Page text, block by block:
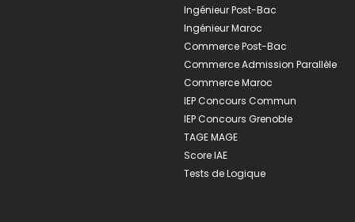
Ingénieur Post-Bac
Ingénieur Maroc
Commerce Post-Bac
Commerce Admission Parallèle
Commerce Maroc
IEP Concours Commun
IEP Concours Grenoble
TAGE MAGE
Score IAE
Tests de Logique